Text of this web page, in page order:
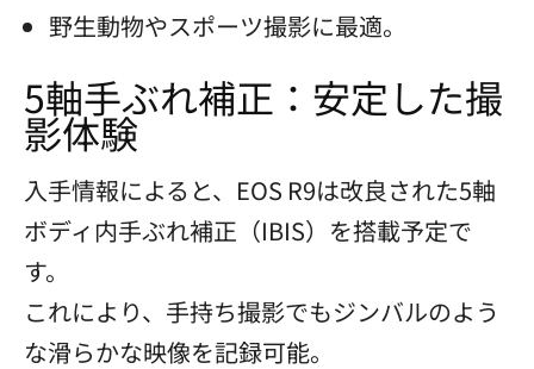
野生動物やスポーツ撮影に最適。
5軸手ぶれ補正：安定した撮
影体験
入手情報によると、EOS R9は改良された5軸
ボディ内手ぶれ補正（IBIS）を搭載予定で
す。
これにより、手持ち撮影でもジンバルのよう
な滑らかな映像を記録可能。